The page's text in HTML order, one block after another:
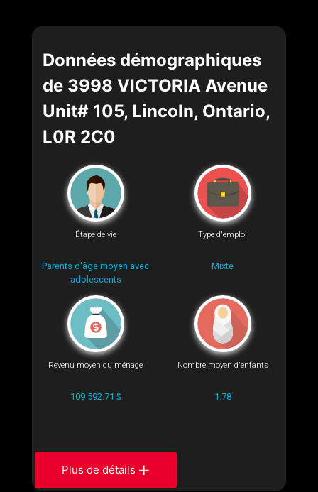
Données démographiques
de 3998 VICTORIA Avenue
Unit# 105, Lincoln, Ontario,
L0R 2C0
Étape de vie
Parents d'âge moyen avec
adolescents
Type d'emploi
Mixte
Revenu moyen du ménage
109 592.71 $
Nombre moyen d'enfants
1.78
Plus de détails